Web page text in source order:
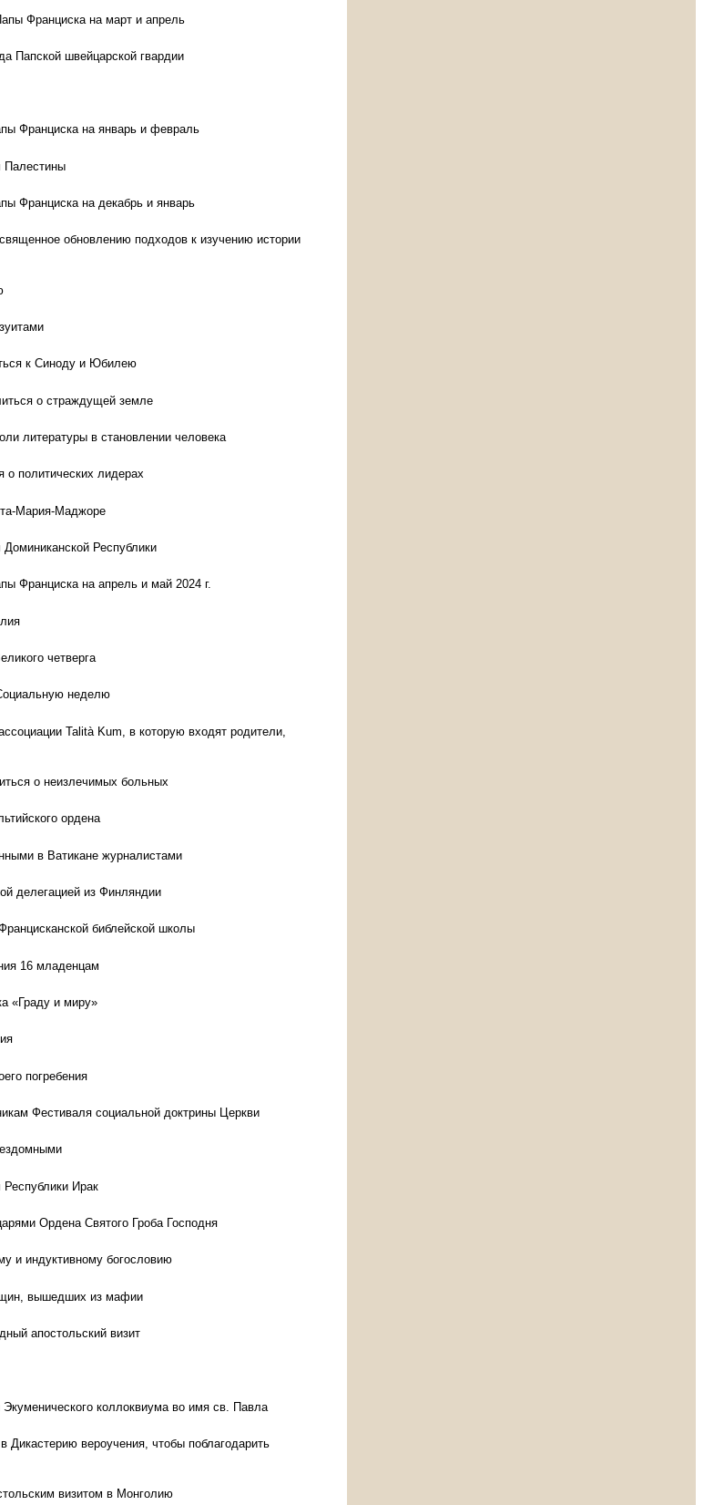
Франциска на март и апрель
Папской швейцарской гвардии
Франциска на январь и февраль
Палестины
Франциска на декабрь и январь
обновлению подходов к изучению истории
к Синоду и Юбилею
о страждущей земле
литературы в становлении человека
о политических лидерах
Мария-Маджоре
Республики
Франциска на апрель и май 2024 г.
четверга
неделю
Talità Kum, в которую входят родители,
о неизлечимых больных
ордена
в Ватикане журналистами
делегацией из Финляндии
библейской школы
16 младенцам
«Граду и миру»
погребения
Фестиваля социальной доктрины Церкви
Ирак
Ордена Святого Гроба Господня
и индуктивному богословию
вышедших из мафии
апостольский визит
коллоквиума во имя св. Павла
Дикастерию вероучения, чтобы поблагодарить
визитом в Монголию